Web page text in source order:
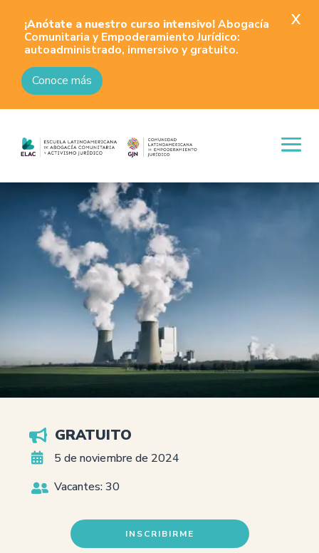
 GRATUITO
 5 de noviembre de 2024
 Vacantes: 30
INSCRIBIRME
¡Anótate a nuestro curso intensivo!Abogacía
Comunitaria y Empoderamiento Jurídico:
autoadministrado, inmersivo y gratuito.
Conoce más
X